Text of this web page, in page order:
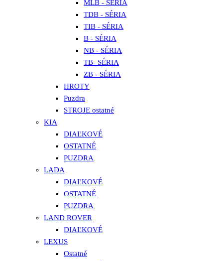
MLB - SÉRIA
TDB - SÉRIA
TIB - SÉRIA
B - SÉRIA
NB - SÉRIA
TB- SÉRIA
ZB - SÉRIA
HROTY
Puzdra
STROJE ostatné
KIA
DIAĽKOVÉ
OSTATNÉ
PUZDRA
LADA
DIAĽKOVÉ
OSTATNÉ
PUZDRA
LAND ROVER
DIAĽKOVÉ
LEXUS
Ostatné